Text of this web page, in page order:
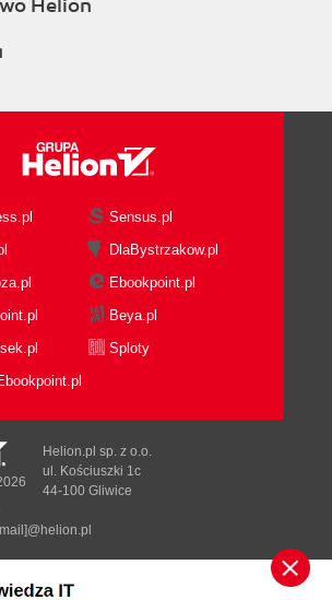
Helion
Sensus.pl
DlaBystrzakow.pl
Ebookpoint.pl
Beya.pl
Sploty
Helion.pl sp. z o.o.
ul. Kościuszki 1c
44-100 Gliwice